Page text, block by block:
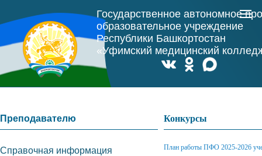
Государственное автономное
образовательное учреждение
Республики Башкортостан
«Уфимский медицинский
Конкурсы
План работы ПФО 2025-2026
Преподавателю
Справочная информация